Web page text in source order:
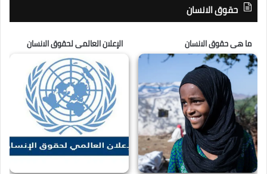
حقوق الانسان
ما هى حقوق الانسان الإعلان العالمى لحقوق الانسان